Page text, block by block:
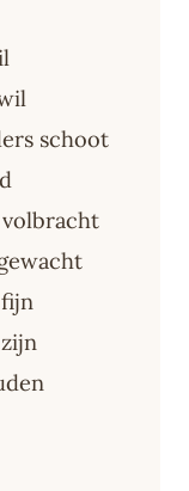
schoot
volbracht